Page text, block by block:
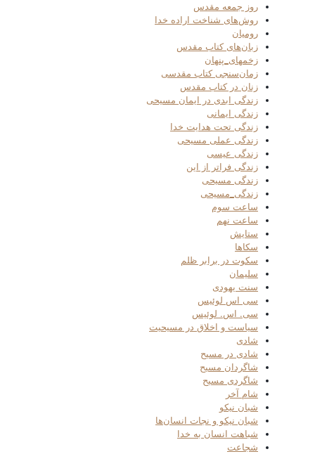
روز جمعه مقدس
روش‌های شناخت اراده خدا
رومیان
زبان‌های کتاب مقدس
زخمهای_پنهان
زمان‌سنجی کتاب مقدسی
زنان در کتاب مقدس
زندگی ابدی در ایمان مسیحی
زندگی ایمانی
زندگی تحت هدایت خدا
زندگی عملی مسیحی
زندگی عیسی
زندگی فراتر از این
زندگی مسیحی
زندگی_مسیحی
ساعت سوم
ساعت نهم
ستایش
سکاها
سکوت در برابر ظلم
سلیمان
سنت یهودی
سی اس لوئیس
سی. اس. لوئیس
سیاست و اخلاق در مسیحیت
شادی
شادی در مسیح
شاگردان مسیح
شاگردی مسیح
شام آخر
شبان نیکو
شبان نیکو و نجات انسان‌ها
شباهت انسان به خدا
شجاعت